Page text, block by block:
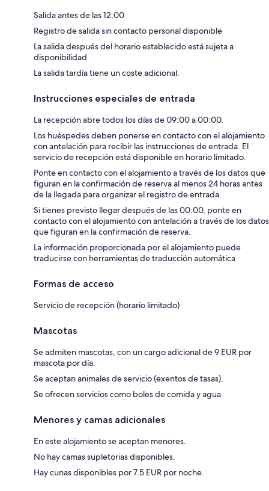
Salida antes de las 12:00
Registro de salida sin contacto personal disponible
La salida después del horario establecido está sujeta a
disponibilidad
La salida tardía tiene un coste adicional.
Instrucciones especiales de entrada
La recepción abre todos los días de 09:00 a 00:00.
Los huéspedes deben ponerse en contacto con el alojamiento
con antelación para recibir las instrucciones de entrada. El
servicio de recepción está disponible en horario limitado.
Ponte en contacto con el alojamiento a través de los datos que
figuran en la confirmación de reserva al menos 24 horas antes
de la llegada para organizar el registro de entrada.
Si tienes previsto llegar después de las 00:00, ponte en
contacto con el alojamiento con antelación a través de los datos
que figuran en la confirmación de reserva.
La información proporcionada por el alojamiento puede
traducirse con herramientas de traducción automática
Formas de acceso
Servicio de recepción (horario limitado)
Mascotas
Se admiten mascotas, con un cargo adicional de 9 EUR por
mascota por día.
Se aceptan animales de servicio (exentos de tasas).
Se ofrecen servicios como boles de comida y agua.
Menores y camas adicionales
En este alojamiento se aceptan menores.
No hay camas supletorias disponibles.
Hay cunas disponibles por 7.5 EUR por noche.